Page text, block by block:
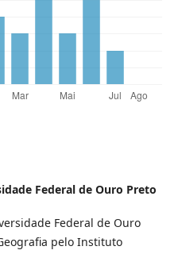
Federal de Ouro Preto
Federal de Ouro
pelo Instituto